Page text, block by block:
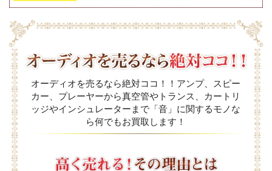
オーディオを売るなら絶対ココ！！アンプ、スピー
カー、プレーヤーから真空管やトランス、カートリ
ッジやインシュレーターまで「音」に関するモノな
ら何でもお買取します！